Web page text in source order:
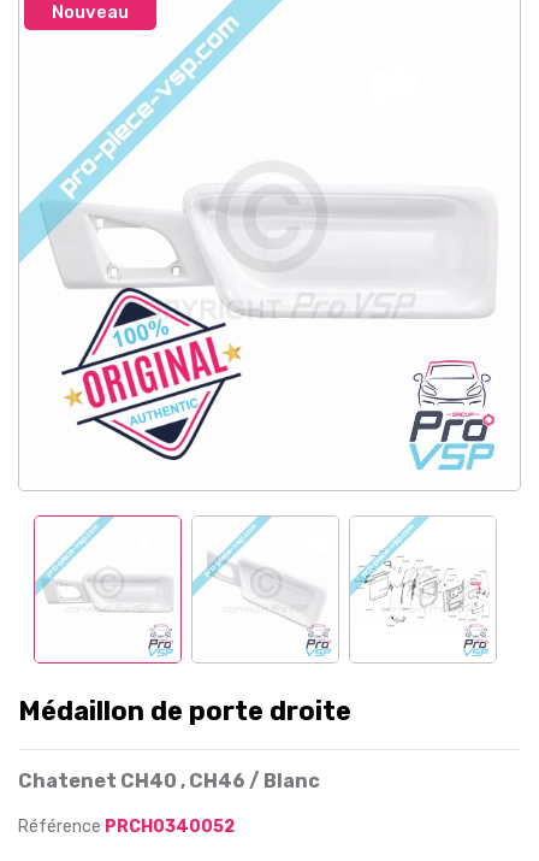
Nouveau
Médaillon de porte droite
Chatenet CH40 , CH46 / Blanc
Référence PRCH0340052